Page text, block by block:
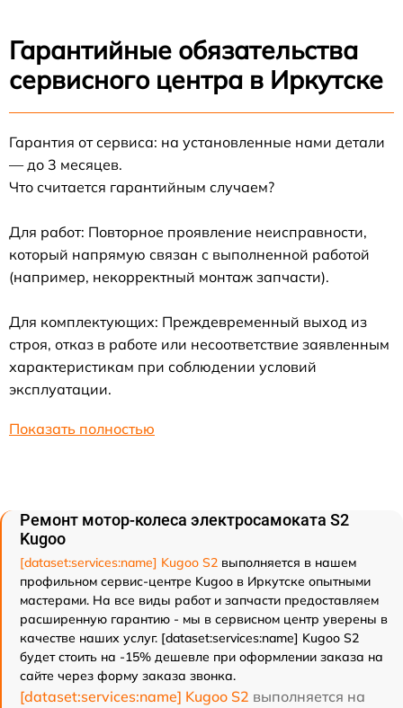
Гарантийные обязательства
сервисного центра в Иркутске
Гарантия от сервиса: на установленные нами детали
— до 3 месяцев.
Что считается гарантийным случаем?
Для работ: Повторное проявление неисправности,
который напрямую связан с выполненной работой
(например, некорректный монтаж запчасти).
Для комплектующих: Преждевременный выход из
строя, отказ в работе или несоответствие заявленным
характеристикам при соблюдении условий
эксплуатации.
Показать полностью
Ремонт мотор-колеса электросамоката S2
Kugoo
[dataset:services:name] Kugoo S2 выполняется в нашем
профильном сервис-центре Kugoo в Иркутске опытными
мастерами. На все виды работ и запчасти предоставляем
расширенную гарантию - мы в сервисном центр уверены в
качестве наших услуг. [dataset:services:name] Kugoo S2
будет стоить на -15% дешевле при оформлении заказа на
сайте через форму заказа звонка.
[dataset:services:name] Kugoo S2 выполняется на